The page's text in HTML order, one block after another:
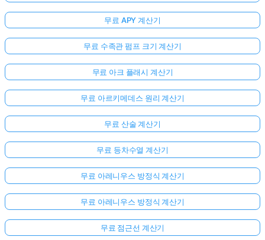
무료 APY 계산기
무료 수족관 펌프 크기 계산기
무료 아크 플래시 계산기
무료 아르키메데스 원리 계산기
무료 산술 계산기
무료 등차수열 계산기
무료 아레니우스 방정식 계산기
무료 아레니우스 방정식 계산기
무료 점근선 계산기